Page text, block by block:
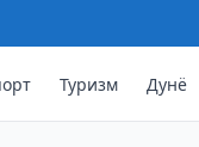
Туризм Дунё